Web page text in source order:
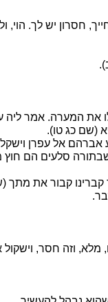
חסרון יש לך. הוי,
המערה. אמר ליה
(שם כג טו).
אברהם אל עפרן
סלעים הם חוץ
קברינו קבור את
וזה חסר,